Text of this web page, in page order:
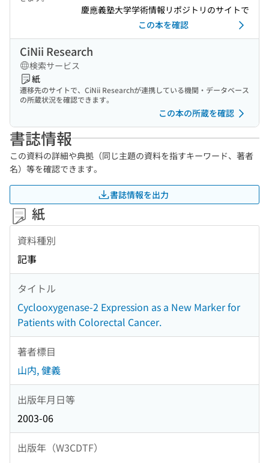
慶應義塾大学学術情報リポジトリのサイトで
この本を確認
CiNii Research
検索サービス
紙
遷移先のサイトで、CiNii Researchが連携している機関・データベース
の所蔵状況を確認できます。
この本の所蔵を確認
書誌情報
この資料の詳細や典拠（同じ主題の資料を指すキーワード、著者
名）等を確認できます。
書誌情報を出力
紙
資料種別
記事
タイトル
Cyclooxygenase-2 Expression as a New Marker for
Patients with Colorectal Cancer.
著者標目
山内, 健義
出版年月日等
2003-06
出版年（W3CDTF）